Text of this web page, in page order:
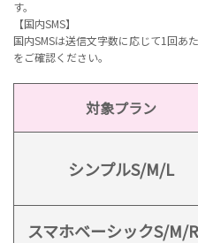
す。
【国内SMS】
国内SMSは送信文字数に応じて1回あ
をご確認ください。
対象プラン
シンプルS/M/L
スマホベーシックS/M/